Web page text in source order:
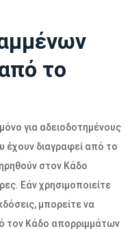
το
για αδειοδοτημένους
έχουν διαγραφεί από το
στον Κάδο
Εάν χρησιμοποιείτε
μπορείτε να
τον Κάδο απορριμμάτων